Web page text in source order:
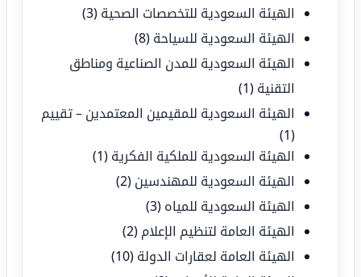
الهيئة السعودية للتخصصات الصحية (3)
الهيئة السعودية للسياحة (8)
الهيئة السعودية للمدن الصناعية ومناطق
التقنية (1)
الهيئة السعودية للمقيمين المعتمدين – تقييم
(1)
الهيئة السعودية للملكية الفكرية (1)
الهيئة السعودية للمهندسين (2)
الهيئة السعودية للمياه (3)
الهيئة العامة لتنظيم الإعلام (2)
الهيئة العامة لعقارات الدولة (10)